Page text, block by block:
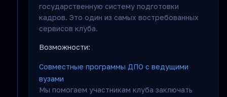
государственную систему подготовки
кадров. Это один из самых востребованных
сервисов клуба.
Возможности:
Совместные программы ДПО с ведущими
вузами
Мы помогаем участникам клуба заключать